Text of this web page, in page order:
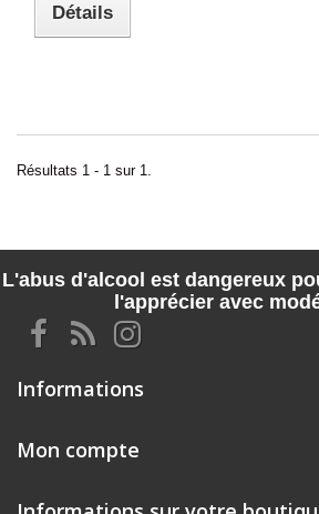
Détails
Résultats 1 - 1 sur 1.
L'abus d'alcool est dangereux
l'apprécier avec
Informations
Mon compte